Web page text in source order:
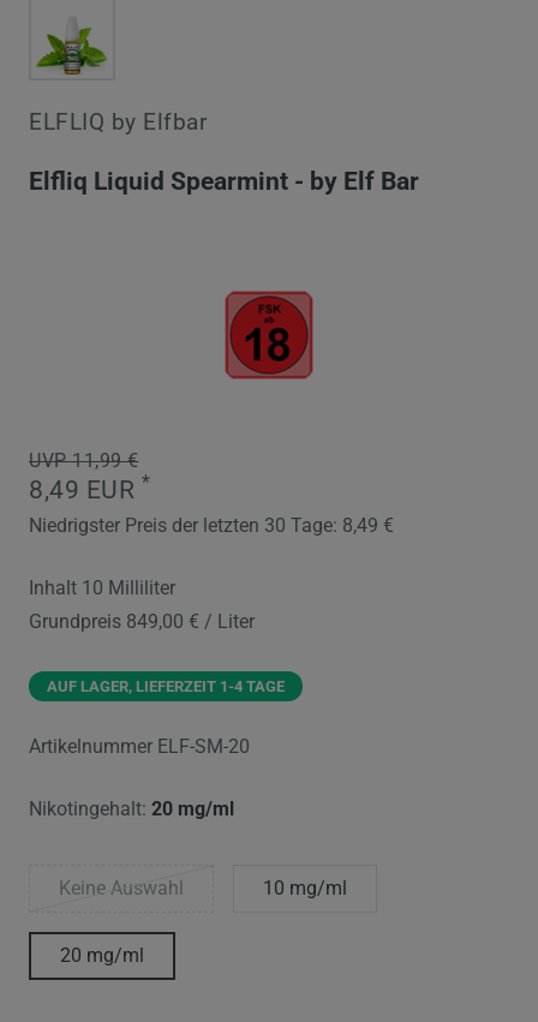
ELFLIQ by Elfbar
Elfliq Liquid Spearmint - by Elf Bar
UVP 11,99 €
8,49 EUR *
Niedrigster Preis der letzten 30 Tage: 8,49 €
Inhalt 10 Milliliter
Grundpreis 849,00 € / Liter
AUF LAGER, LIEFERZEIT 1-4 TAGE
Artikelnummer ELF-SM-20
Nikotingehalt: 20 mg/ml
Keine Auswahl 10 mg/ml
20 mg/ml